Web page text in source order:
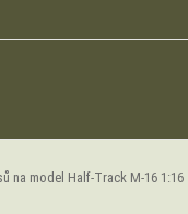
na model Half-Track M-16 1:16